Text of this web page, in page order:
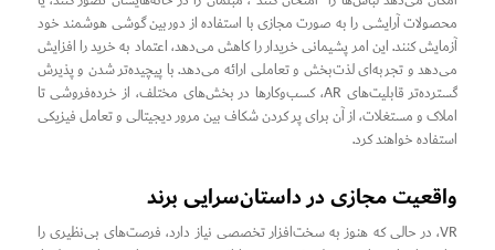
محصولات آرایشی را به صورت مجازی با استفاده از دوربین گوشی هوشمند خود
آزمایش کنند. این امر پشیمانی خریدار را کاهش می‌دهد، اعتماد به خرید را افزایش
می‌دهد و تجربه‌ای لذت‌بخش و تعاملی ارائه می‌دهد. با پیچیده‌تر شدن و پذیرش
گسترده‌تر قابلیت‌های AR، کسب‌وکارها در بخش‌های مختلف، از خرده‌فروشی تا
املاک و مستغلات، از آن برای پر کردن شکاف بین مرور دیجیتالی و تعامل فیزیکی
استفاده خواهند کرد.
واقعیت مجازی در داستان‌سرایی برند
VR، در حالی که هنوز به سخت‌افزار تخصصی نیاز دارد، فرصت‌های بی‌نظیری را